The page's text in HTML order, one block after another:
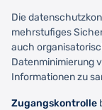
Die
mehrstufiges
auch
Datenminimierung
Informationen zu
Zugangskontrolle